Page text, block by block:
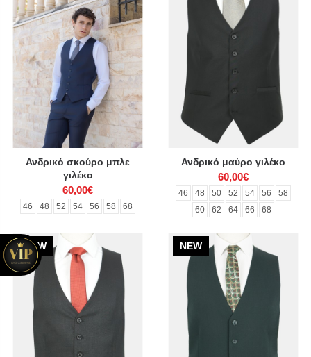
Ανδρικό σκούρο μπλε
γιλέκο
60,00€
46 48 52 54 56 58 68
Ανδρικό μαύρο γιλέκο
60,00€
46 48 50 52 54 56
58
60
62 64 66 68
NEW NEW